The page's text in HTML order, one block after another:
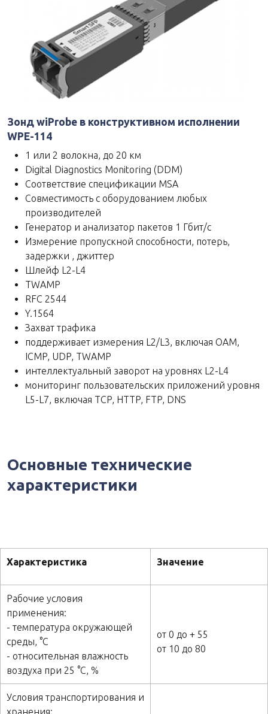
Зонд wiProbe в конструктивном исполнении
WPE-114
1 или 2 волокна, до 20 км
Digital Diagnostics Monitoring (DDM)
Соответствие спецификации MSA
Совместимость с оборудованием любых
производителей
Генератор и анализатор пакетов 1 Гбит/с
Измерение пропускной способности, потерь,
задержки , джиттер
Шлейф L2-L4
TWAMP
RFC 2544
Y.1564
Захват трафика
поддерживает измерения L2/L3, включая OAM,
ICMP, UDP, TWAMP
интеллектуальный заворот на уровнях L2-L4
мониторинг пользовательских приложений уровня
L5-L7, включая TCP, HTTP, FTP, DNS
Основные технические
характеристики
Характеристика Значение
Рабочие условия
применения:
- температура окружающей
среды, °C
- относительная влажность
воздуха при 25 °C, %
от 0 до + 55
от 10 до 80
Условия транспортирования и
хранения: